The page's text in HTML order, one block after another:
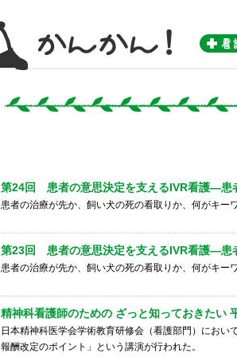
第24回 患者の意思決定を支えるIVR看護―患
患者の治療が先か、飼い犬の死の看取りか、何がキー
第23回 患者の意思決定を支えるIVR看護―患
患者の治療が先か、飼い犬の死の看取りか、何がキー
精神科看護師のための ざっと知っておきたい
日本精神科医学会学術教育研修会（看護部門）にお
報酬改定のポイント」という講演が行われた。